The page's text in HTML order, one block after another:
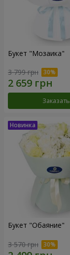
Букет "Мозаика"
3 799 грн
Заказать
Букет "Обаяние"
3 570 грн